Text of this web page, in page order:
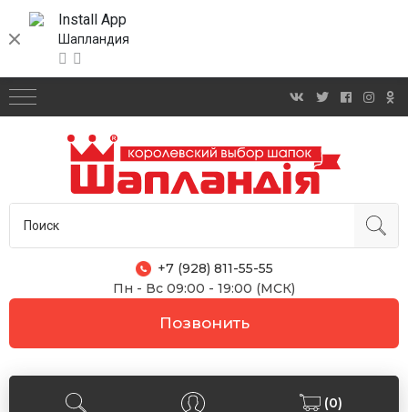
Install App
Шапландия
+7 (928) 811-55-55
Пн - Вс 09:00 - 19:00 (МСК)
Позвонить
(0)